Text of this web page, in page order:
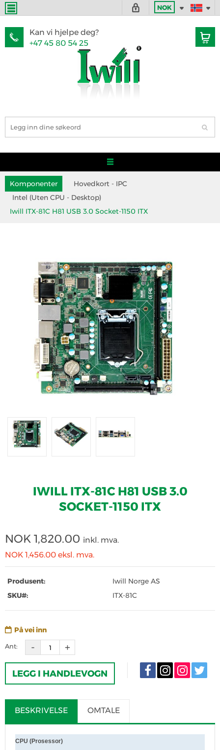
NOK
Kan vi hjelpe deg?
+47 45 80 54 25
Komponenter
Hovedkort - IPC
Intel (Uten CPU - Desktop)
Iwill ITX-81C H81 USB 3.0 Socket-1150 ITX
IWILL ITX-81C H81 USB 3.0
SOCKET-1150 ITX
NOK 1,820.00 inkl. mva.
NOK 1,456.00 eksl. mva.
Produsent:
Iwill Norge AS
SKU#:
ITX-81C
På vei inn
Ant:
LEGG I HANDLEVOGN
BESKRIVELSE OMTALE
CPU (Prosessor)